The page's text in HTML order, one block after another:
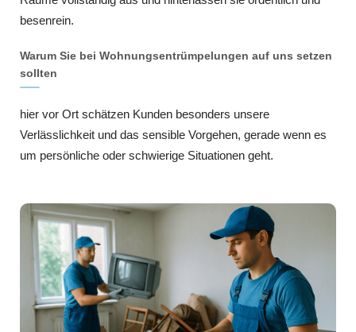
besenrein.
Warum Sie bei Wohnungsentrümpelungen auf uns setzen
sollten
hier vor Ort schätzen Kunden besonders unsere
Verlässlichkeit und das sensible Vorgehen, gerade wenn es
um persönliche oder schwierige Situationen geht.